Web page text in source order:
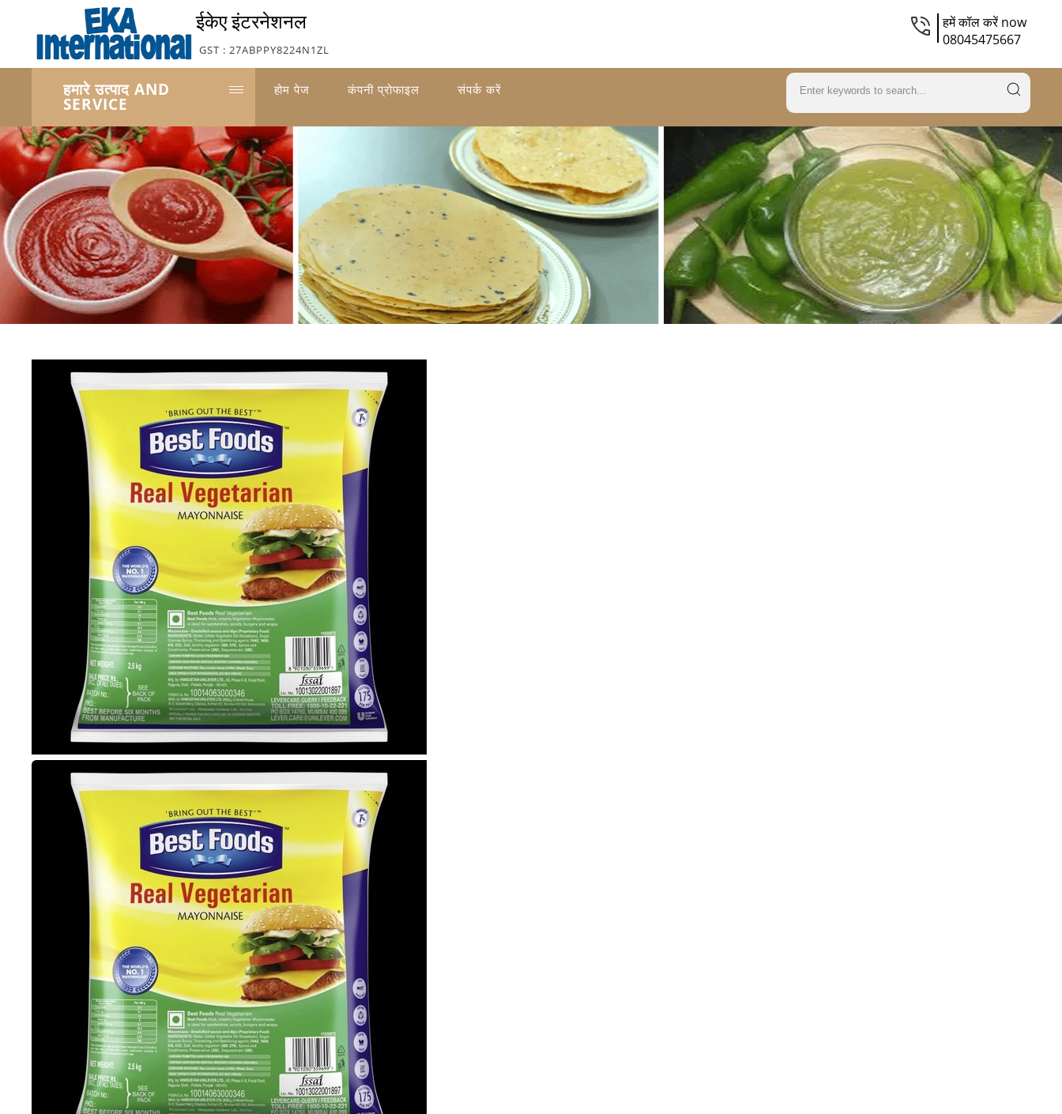
ईकेए इंटरनेशनल
GST : 27ABPPY8224N1ZL
हमें कॉल करें now
08045475667
हमारे उत्पाद AND
SERVICE
होम पेज कंपनी प्रोफाइल संपर्क करें